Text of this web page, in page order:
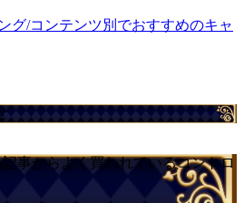
グ/コンテンツ別でおすすめのキャ
事からよく買われているコントロ